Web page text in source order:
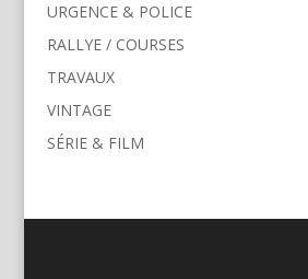
URGENCE & POLICE
RALLYE / COURSES
TRAVAUX
VINTAGE
SÉRIE & FILM